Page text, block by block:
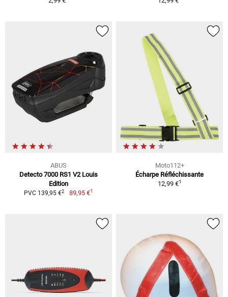
ABUS
Detecto 7000 RS1 V2 Louis
Edition
PVC 139,95 €2 89,95 €1
Moto112+
Écharpe Réfléchissante
12,99 €1